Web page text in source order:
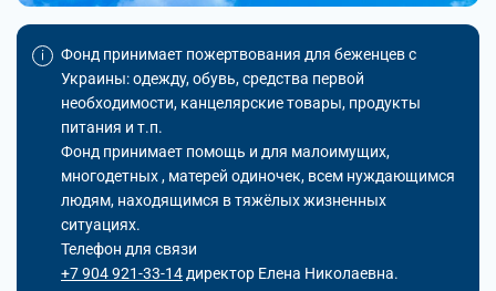
Фонд принимает пожертвования для беженцев с
Украины: одежду, обувь, средства первой
необходимости, канцелярские товары, продукты
питания и т.п.
Фонд принимает помощь и для малоимущих,
многодетных , матерей одиночек, всем нуждающимся
людям, находящимся в тяжёлых жизненных
ситуациях.
Телефон для связи
+7 904 921-33-14 директор Елена Николаевна.